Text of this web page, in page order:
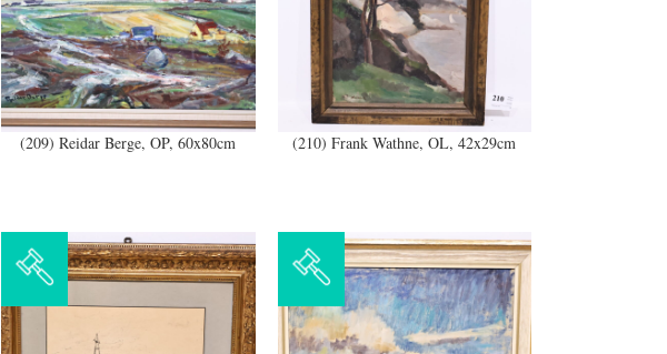
(209) Reidar Berge, OP, 60x80cm (210) Frank Wathne, OL, 42x29cm